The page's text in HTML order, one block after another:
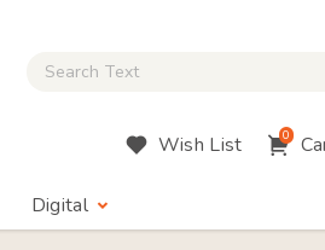
Close Search box
Wish List 0
Digital